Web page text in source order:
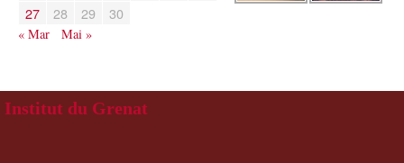
27
28 29 30
« Mar Mai »
Institut du Grenat